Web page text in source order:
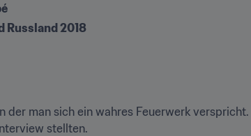
Russland 2018
der man sich ein wahres Feuerwerk
stellten.